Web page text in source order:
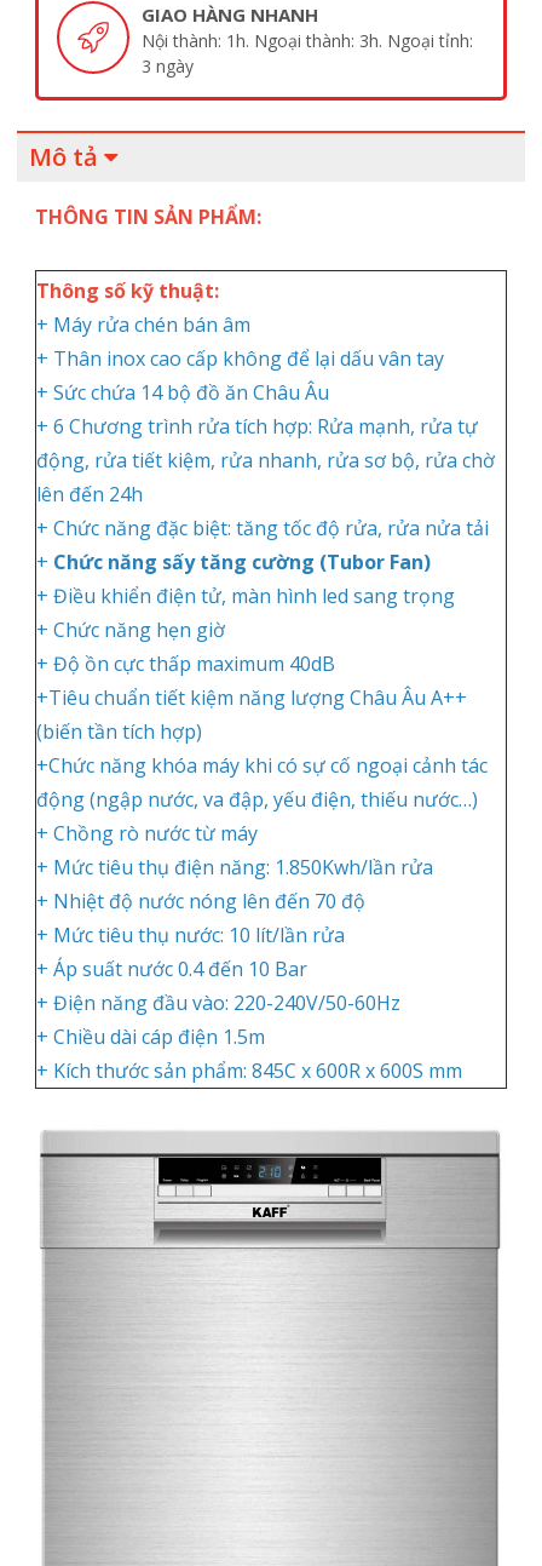
GIAO HÀNG NHANH
Nội thành: 1h. Ngoại thành: 3h. Ngoại tỉnh:
3 ngày
Mô tả
THÔNG TIN SẢN PHẨM:
Thông số kỹ thuật:
+ Máy rửa chén bán âm
+ Thân inox cao cấp không để lại dấu vân tay
+ Sức chứa 14 bộ đồ ăn Châu Âu
+ 6 Chương trình rửa tích hợp: Rửa mạnh, rửa tự
động, rửa tiết kiệm, rửa nhanh, rửa sơ bộ, rửa chờ
lên đến 24h
+ Chức năng đặc biệt: tăng tốc độ rửa, rửa nửa tải
+ Chức năng sấy tăng cường (Tubor Fan)
+ Điều khiển điện tử, màn hình led sang trọng
+ Chức năng hẹn giờ
+ Độ ồn cực thấp maximum 40dB
+Tiêu chuẩn tiết kiệm năng lượng Châu Âu A++
(biến tần tích hợp)
+Chức năng khóa máy khi có sự cố ngoại cảnh tác
động (ngập nước, va đập, yếu điện, thiếu nước…)
+ Chồng rò nước từ máy
+ Mức tiêu thụ điện năng: 1.850Kwh/lần rửa
+ Nhiệt độ nước nóng lên đến 70 độ
+ Mức tiêu thụ nước: 10 lít/lần rửa
+ Áp suất nước 0.4 đến 10 Bar
+ Điện năng đầu vào: 220-240V/50-60Hz
+ Chiều dài cáp điện 1.5m
+ Kích thước sản phẩm: 845C x 600R x 600S mm